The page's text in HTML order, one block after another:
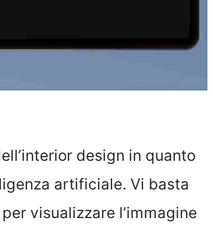
design in quanto
artificiale. Vi basta
visualizzare l’immagine